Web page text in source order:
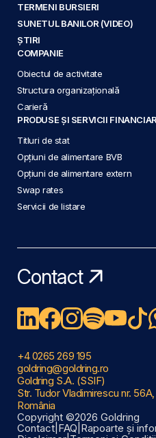
TERMENI BURSIERI
SUNETUL BANILOR (VIDEO)
ȘTIRI
COMPANIE
Obiectul de activitate
Structura organizațională
Carieră
PRODUSE ȘI SERVICII
Titluri de stat
Opțiuni de alimentare BVB
Opțiuni de alimentare extern
Swap rates
Servicii de listare
Contact
+4 0265 269 195
goldring@goldring.ro
Goldring S.A. (SSIF)
Str. Tudor Vladimirescu nr.
România
Copyright ©2026 Goldring
Contact FAQ Rapoarte și